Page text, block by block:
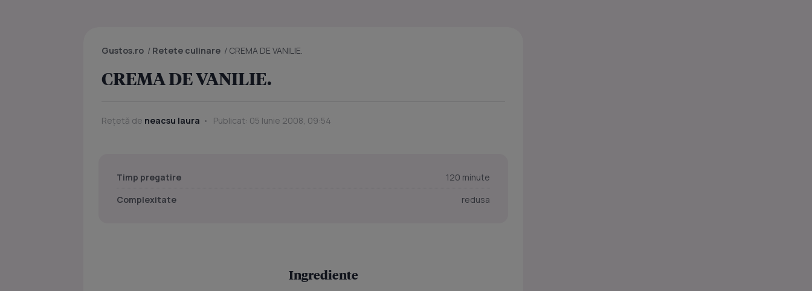
Gustos.ro / Retete culinare / CREMA DE VANILIE.
CREMA DE VANILIE.
Rețetă de neacsu laura Publicat: 05 Iunie 2008, 09:54
Timp pregatire
120 minute
Complexitate
redusa
Ingrediente